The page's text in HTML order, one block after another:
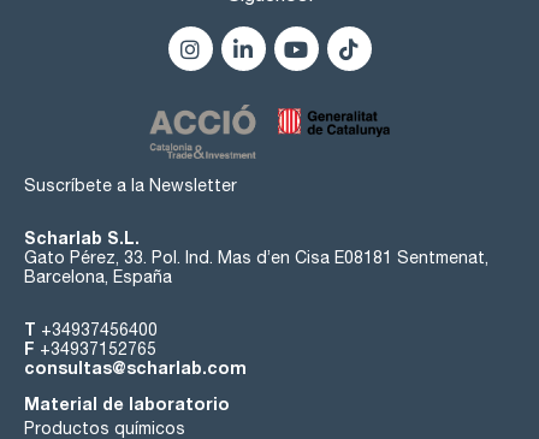
Suscríbete a la Newsletter
Scharlab S.L.
Gato Pérez, 33. Pol. Ind. Mas d’en Cisa E08181 Sentmenat,
Barcelona, España
T +34937456400
F +34937152765
consultas@scharlab.com
Material de laboratorio
Productos químicos